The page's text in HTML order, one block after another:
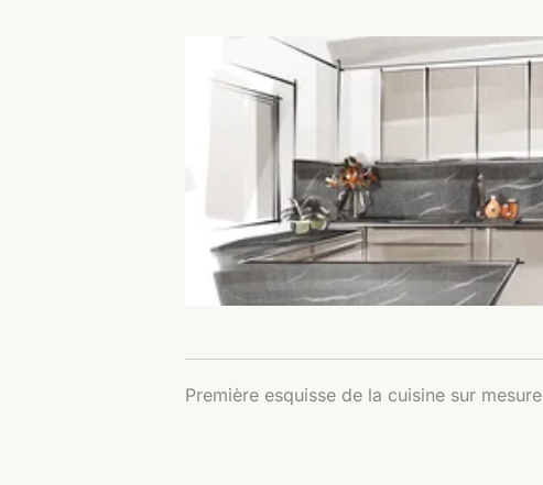
Première esquisse de la cuisine sur mesure